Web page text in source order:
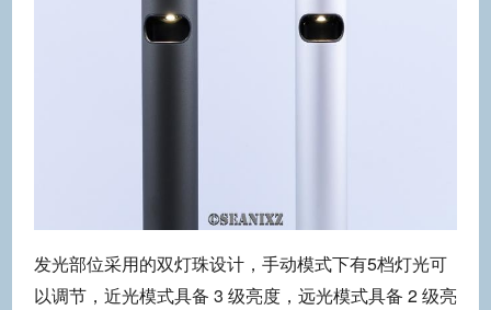
发光部位采用的双灯珠设计，手动模式下有5档灯光可
以调节，近光模式具备 3 级亮度，远光模式具备 2 级亮